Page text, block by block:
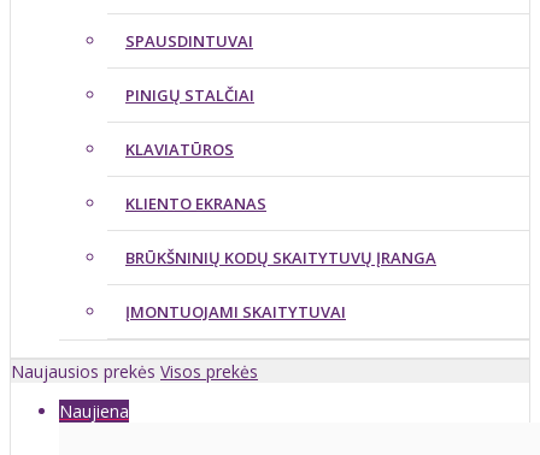
SPAUSDINTUVAI
PINIGŲ STALČIAI
KLAVIATŪROS
KLIENTO EKRANAS
BRŪKŠNINIŲ KODŲ SKAITYTUVŲ ĮRANGA
ĮMONTUOJAMI SKAITYTUVAI
Naujausios prekės Visos prekės
Naujiena